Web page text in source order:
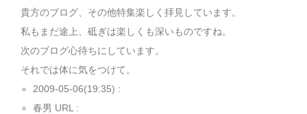
貴方のブログ、その他特集楽しく拝見しています。
私もまだ途上、砥ぎは楽しくも深いものですね。
次のブログ心待ちにしています。
それでは体に気をつけて。
2009-05-06(19:35) :
春男 URL :